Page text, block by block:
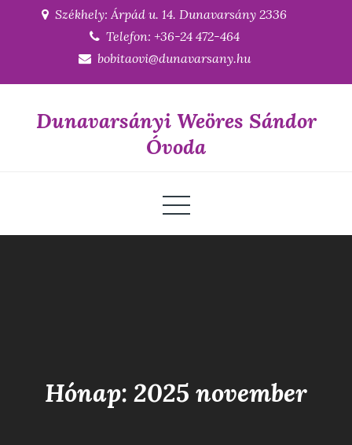
Székhely: Árpád u. 14. Dunavarsány 2336
Telefon: +36-24 472-464
bobitaovi@dunavarsany.hu
Dunavarsányi Weöres Sándor
Óvoda
Hónap: 2025 november